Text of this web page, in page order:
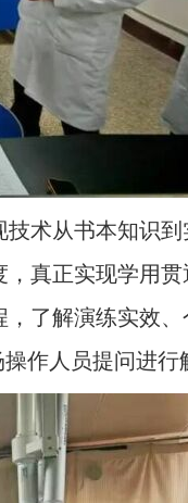
术从书本知识
真正实现学用
了解演练实效
作人员提问进行